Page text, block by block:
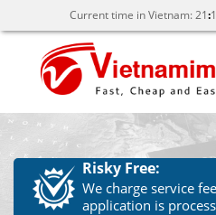
Current time in Vietnam:21:
Risky Free:
We charge service
application is